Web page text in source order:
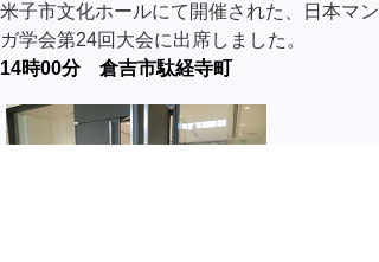
米子市文化ホールにて開催された、日本マン
ガ学会第24回大会に出席しました。
14時00分 倉吉市駄経寺町